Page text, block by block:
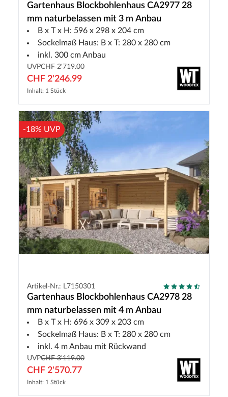
Gartenhaus Blockbohlenhaus CA2977 28
mm naturbelassen mit 3 m Anbau
B x T x H: 596 x 298 x 204 cm
Sockelmaß Haus: B x T: 280 x 280 cm
inkl. 300 cm Anbau
UVPCHF 2'719.00
CHF 2'246.99
Inhalt: 1 Stück
-18% UVP
Artikel-Nr.: L7150301
Gartenhaus Blockbohlenhaus CA2978 28
mm naturbelassen mit 4 m Anbau
B x T x H: 696 x 309 x 203 cm
Sockelmaß Haus: B x T: 280 x 280 cm
inkl. 4 m Anbau mit Rückwand
UVPCHF 3'119.00
CHF 2'570.77
Inhalt: 1 Stück